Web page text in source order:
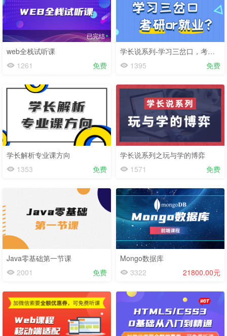
已完结
web全栈试听课
1261
免费
学长说系列-学习三岔口，考研or就业
1395
免费
学长解析专业课方向
1353
免费
学长说系列之玩与学的博弈
1571
免费
Java零基础第一节课
2001
免费
Mongo数据库
3322
21800.00元